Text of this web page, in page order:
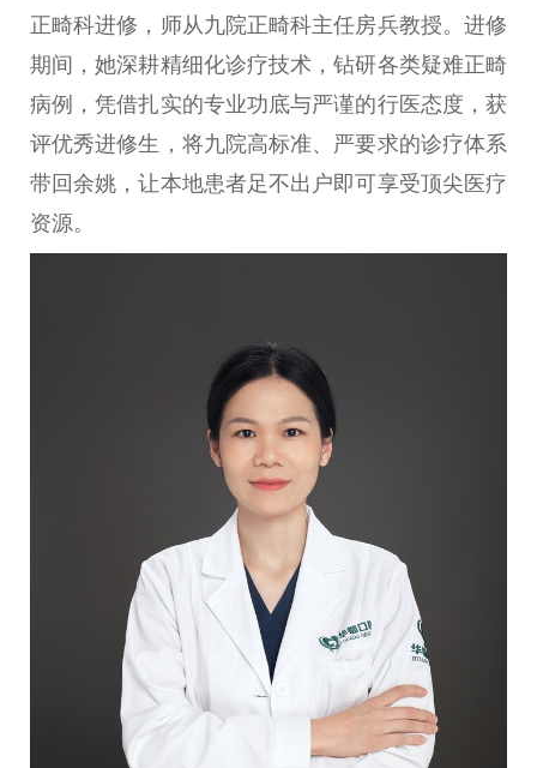
正畸科进修，师从九院正畸科主任房兵教授。进修
期间，她深耕精细化诊疗技术，钻研各类疑难正畸
病例，凭借扎实的专业功底与严谨的行医态度，获
评优秀进修生，将九院高标准、严要求的诊疗体系
带回余姚，让本地患者足不出户即可享受顶尖医疗
资源。